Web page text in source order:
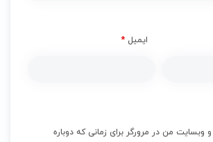
ایمیل *
و وبسایت من در مرورگر برای زمانی که دوباره